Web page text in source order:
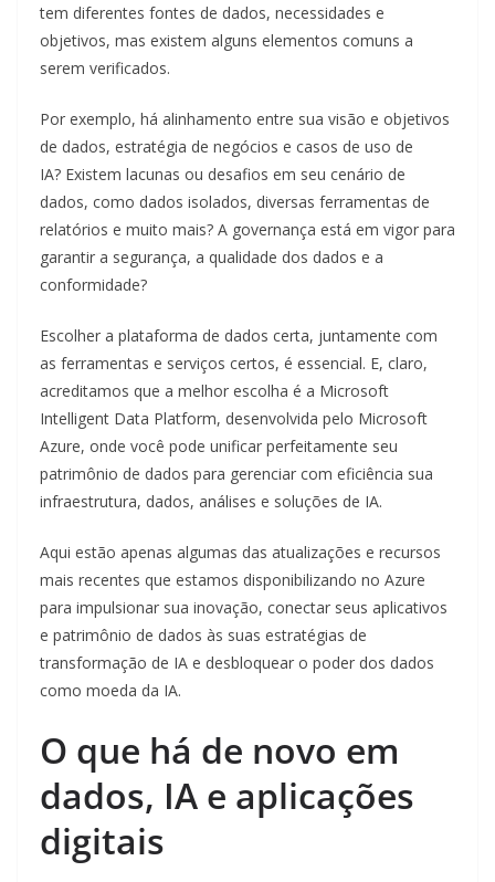
tem diferentes fontes de dados, necessidades e
objetivos, mas existem alguns elementos comuns a
serem verificados.
Por exemplo, há alinhamento entre sua visão e objetivos
de dados, estratégia de negócios e casos de uso de
IA? Existem lacunas ou desafios em seu cenário de
dados, como dados isolados, diversas ferramentas de
relatórios e muito mais? A governança está em vigor para
garantir a segurança, a qualidade dos dados e a
conformidade?
Escolher a plataforma de dados certa, juntamente com
as ferramentas e serviços certos, é essencial. E, claro,
acreditamos que a melhor escolha é a Microsoft
Intelligent Data Platform, desenvolvida pelo Microsoft
Azure, onde você pode unificar perfeitamente seu
patrimônio de dados para gerenciar com eficiência sua
infraestrutura, dados, análises e soluções de IA.
Aqui estão apenas algumas das atualizações e recursos
mais recentes que estamos disponibilizando no Azure
para impulsionar sua inovação, conectar seus aplicativos
e patrimônio de dados às suas estratégias de
transformação de IA e desbloquear o poder dos dados
como moeda da IA.
O que há de novo em
dados, IA e aplicações
digitais